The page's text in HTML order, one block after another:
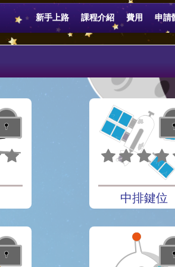
新手上路 課程介紹 費用 申請
中排鍵位